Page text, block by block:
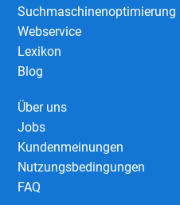
Suchmaschinenoptimierung
Webservice
Lexikon
Blog
Über uns
Jobs
Kundenmeinungen
Nutzungsbedingungen
FAQ